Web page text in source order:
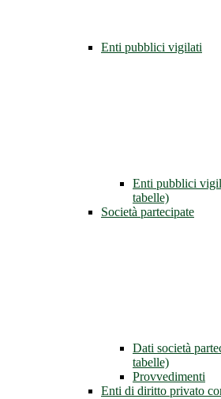
Enti pubblici vigilati
Enti pubblici
tabelle)
Società partecipate
Dati società
tabelle)
Provvedimenti
Enti di diritto privato